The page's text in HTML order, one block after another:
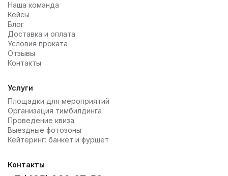
Наша команда
Кейсы
Блог
Доставка и оплата
Условия проката
Отзывы
Контакты
Услуги
Площадки для мероприятий
Организация тимбилдинга
Проведение квиза
Выездные фотозоны
Кейтеринг: банкет и фуршет
Контакты